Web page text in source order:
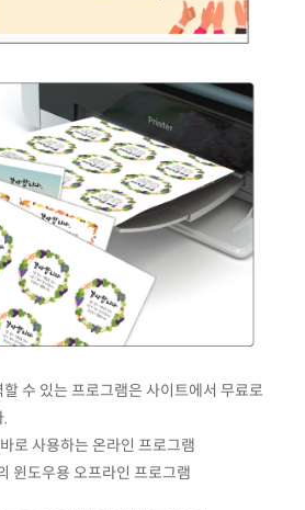
수 있는 프로그램은 사이트에서 무료로
로 사용하는 온라인 프로그램
윈도우용 오프라인 프로그램